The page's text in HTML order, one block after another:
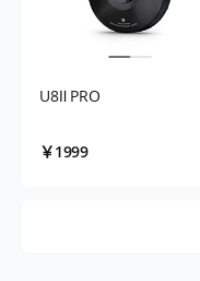
U8Ⅱ PRO
￥1999